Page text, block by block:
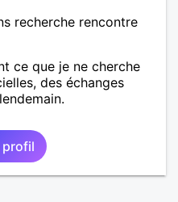
recherche rencontre
ce que je ne cherche
des échanges
profil